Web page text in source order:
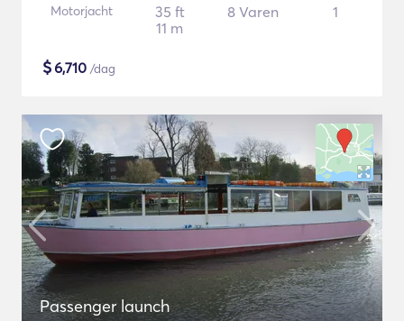
Motorjacht
35 ft
11 m
8 Varen 1
$6,710 /dag
Passenger launch